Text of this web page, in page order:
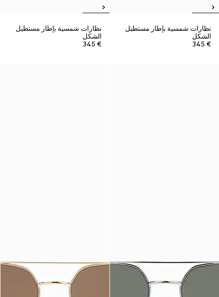
نظارات شمسية بإطار مستطيل
الشكل
€ 345
نظارات شمسية بإطار مستطيل
الشكل
€ 345